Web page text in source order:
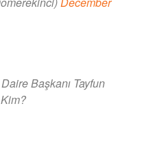
Başkanı Tayfun